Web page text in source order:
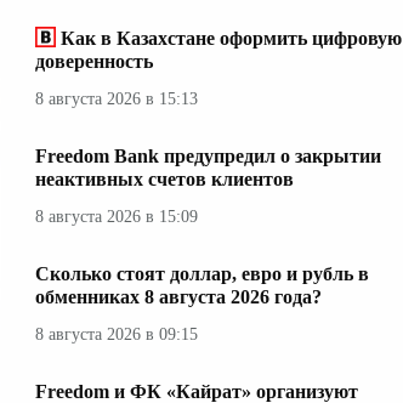
Как в Казахстане оформить цифровую
доверенность
8 августа 2026 в 15:13
Freedom Bank предупредил о закрытии
неактивных счетов клиентов
8 августа 2026 в 15:09
Сколько стоят доллар, евро и рубль в
обменниках 8 августа 2026 года?
8 августа 2026 в 09:15
Freedom и ФК «Кайрат» организуют